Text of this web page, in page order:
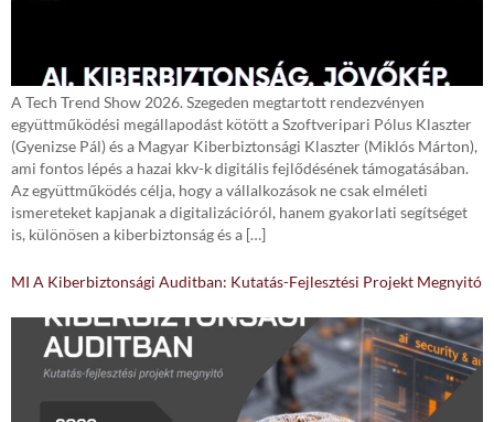
A Tech Trend Show 2026. Szegeden megtartott rendezvényen
együttműködési megállapodást kötött a Szoftveripari Pólus Klaszter
(Gyenizse Pál) és a Magyar Kiberbiztonsági Klaszter (Miklós Márton),
ami fontos lépés a hazai kkv-k digitális fejlődésének támogatásában.
Az együttműködés célja, hogy a vállalkozások ne csak elméleti
ismereteket kapjanak a digitalizációról, hanem gyakorlati segítséget
is, különösen a kiberbiztonság és a […]
MI A Kiberbiztonsági Auditban: Kutatás-Fejlesztési Projekt Megnyitó